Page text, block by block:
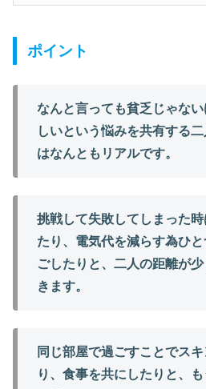
ポイント
なんと言っても貧乏じゃな
しいという悩みを共有する
はなんともリアルです。
挑戦して失敗してしまった
たり、電気代を減らす為ひ
ごしたりと、二人の距離が
きます。
同じ部屋で過ごすことでス
り、食事を共にしたりと、